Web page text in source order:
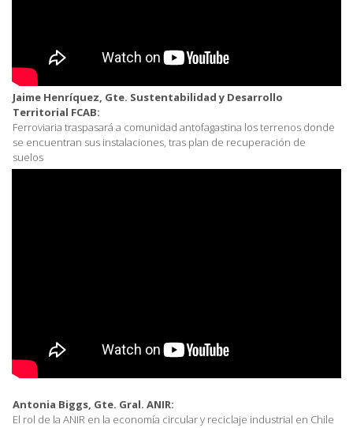
Jaime Henríquez, Gte. Sustentabilidad y Desarrollo
Territorial FCAB:
Ferroviaria traspasará a comunidad antofagastina los terrenos donde
se encuentran sus instalaciones, tras plan de recuperación de
suelos
Antonia Biggs, Gte. Gral. ANIR:
El rol de la ANIR en la economía circular y reciclaje industrial en Chile